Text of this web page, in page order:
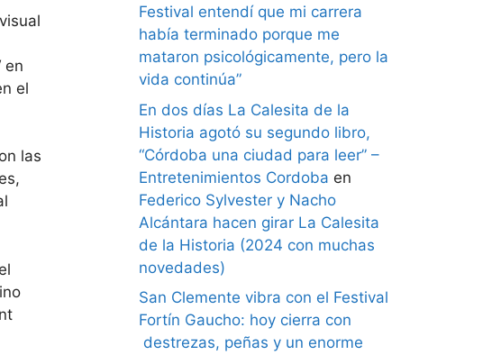
en
el
las
Festival entendí que mi carrera
había terminado porque me
mataron psicológicamente, pero la
vida continúa”
En dos días La Calesita de la
Historia agotó su segundo libro,
“Córdoba una ciudad para leer” –
Entretenimientos Cordoba en
Federico Sylvester y Nacho
Alcántara hacen girar La Calesita
de la Historia (2024 con muchas
novedades)
San Clemente vibra con el Festival
Fortín Gaucho: hoy cierra con
destrezas, peñas y un enorme